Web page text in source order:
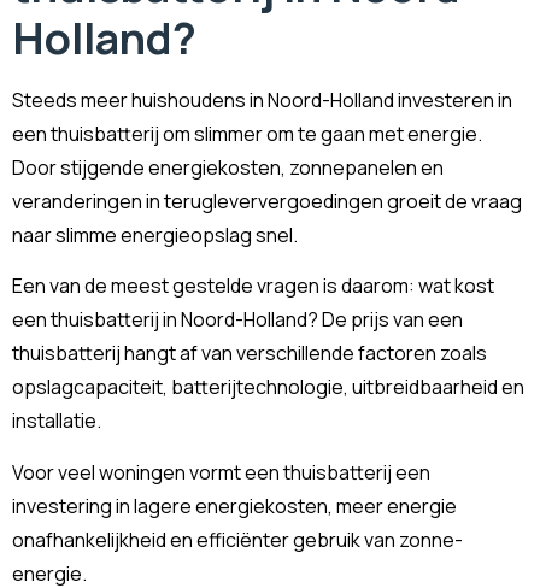
Holland?
Steeds meer huishoudens in Noord-Holland investeren in
een thuisbatterij om slimmer om te gaan met energie.
Door stijgende energiekosten, zonnepanelen en
veranderingen in terugleververgoedingen groeit de vraag
naar slimme energieopslag snel.
Een van de meest gestelde vragen is daarom: wat kost
een thuisbatterij in Noord-Holland? De prijs van een
thuisbatterij hangt af van verschillende factoren zoals
opslagcapaciteit, batterijtechnologie, uitbreidbaarheid en
installatie.
Voor veel woningen vormt een thuisbatterij een
investering in lagere energiekosten, meer energie
onafhankelijkheid en efficiënter gebruik van zonne-
energie.